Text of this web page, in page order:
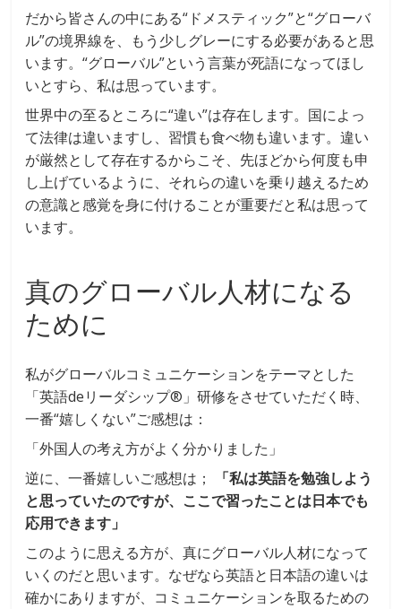
だから皆さんの中にある“ドメスティック”と“グローバ
ル”の境界線を、もう少しグレーにする必要があると思
います。“グローバル”という言葉が死語になってほし
いとすら、私は思っています。
世界中の至るところに“違い”は存在します。国によっ
て法律は違いますし、習慣も食べ物も違います。違い
が厳然として存在するからこそ、先ほどから何度も申
し上げているように、それらの違いを乗り越えるため
の意識と感覚を身に付けることが重要だと私は思って
います。
真のグローバル人材になる
ために
私がグローバルコミュニケーションをテーマとした
「英語deリーダシップ®」研修をさせていただく時、
一番“嬉しくない”ご感想は：
「外国人の考え方がよく分かりました」
逆に、一番嬉しいご感想は；
「私は英語を勉強しよう
と思っていたのですが、ここで習ったことは日本でも
応用できます」
このように思える方が、真にグローバル人材になって
いくのだと思います。なぜなら英語と日本語の違いは
確かにありますが、コミュニケーションを取るための